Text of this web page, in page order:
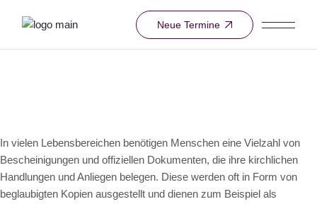
Neue Termine
In vielen Lebensbereichen benötigen Menschen eine Vielzahl von
Bescheinigungen und offiziellen Dokumenten, die ihre kirchlichen
Handlungen und Anliegen belegen. Diese werden oft in Form von
beglaubigten Kopien ausgestellt und dienen zum Beispiel als